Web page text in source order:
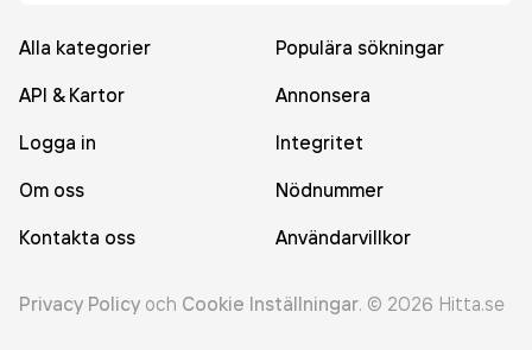
Alla kategorier
Populära sökningar
API & Kartor
Annonsera
Logga in
Integritet
Om oss
Nödnummer
Kontakta oss
Användarvillkor
Privacy Policy och Cookie Inställningar. © 2026 Hitta.se